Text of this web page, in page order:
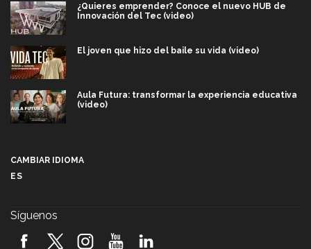
¿Quieres emprender? Conoce el nuevo HUB de
Innovación del Tec (video)
El joven que hizo del baile su vida (video)
Aula Futura: transformar la experiencia educativa
(video)
2026! (video)
CAMBIAR IDIOMA
ES
Síguenos